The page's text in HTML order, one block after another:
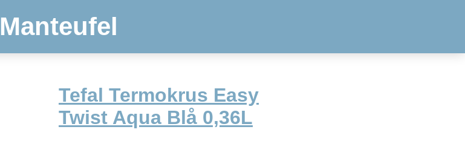
Manteufel
Tefal Termokrus Easy
Twist Aqua Blå 0,36L